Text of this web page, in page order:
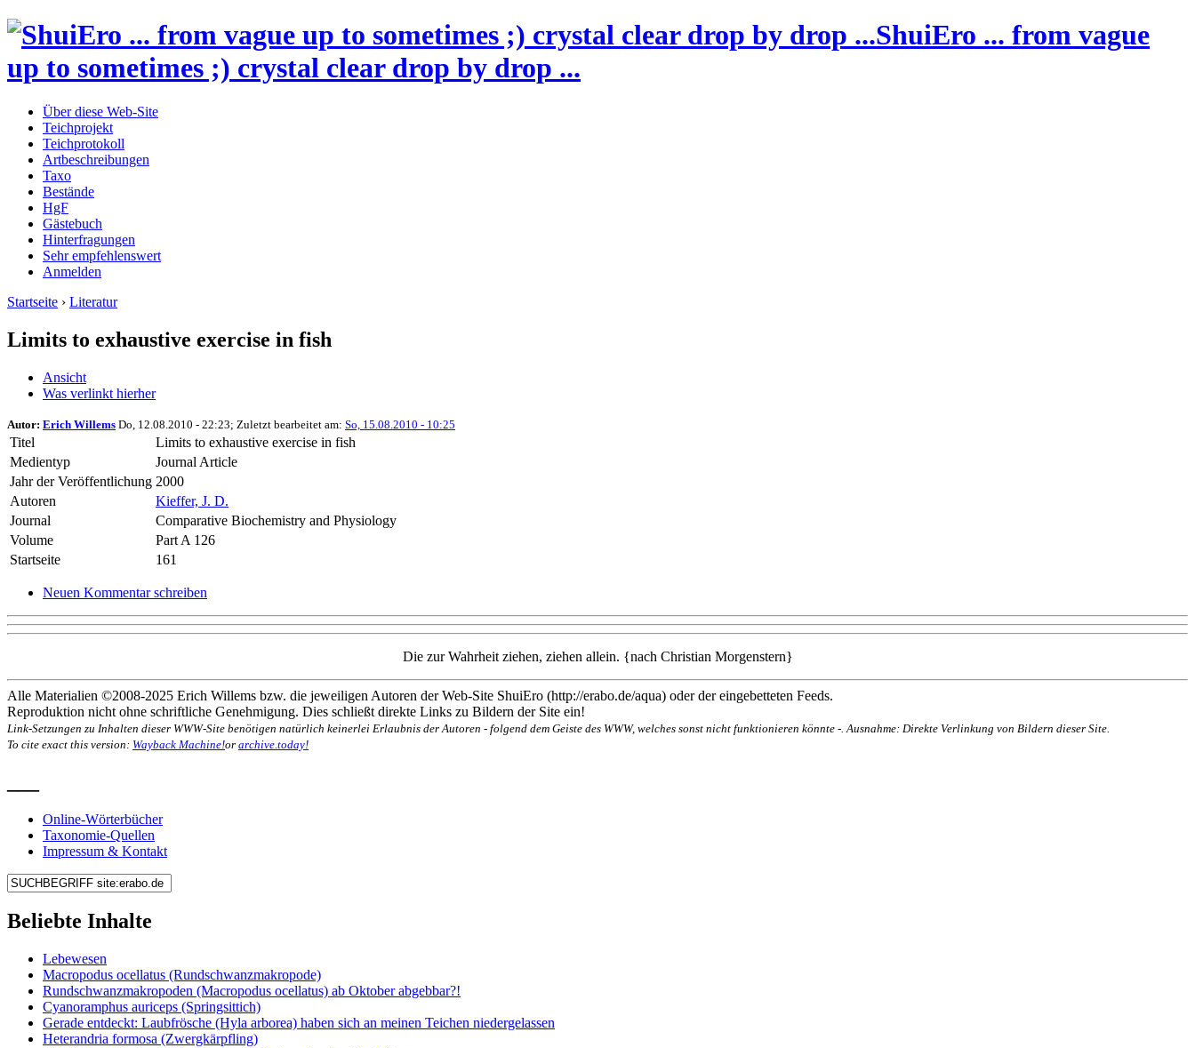
ShuiEro ... from vague
up to sometimes ;) crystal clear drop by drop ...
Über diese Web-Site
Teichprojekt
Teichprotokoll
Artbeschreibungen
Taxo
Bestände
HgF
Gästebuch
Hinterfragungen
Sehr empfehlenswert
Anmelden
Startseite › Literatur
Limits to exhaustive exercise in fish
Ansicht
Was verlinkt hierher
Autor: Erich Willems Do, 12.08.2010 - 22:23; Zuletzt bearbeitet am: So, 15.08.2010 - 10:25
Titel
Limits to exhaustive exercise in fish
Medientyp
Journal Article
Jahr der Veröffentlichung 2000
Autoren
Kieffer, J. D.
Journal
Comparative Biochemistry and Physiology
Volume
Part A 126
Startseite
161
Neuen Kommentar schreiben
Die zur Wahrheit ziehen, ziehen allein. {nach Christian Morgenstern}
Alle Materialien ©2008-2025 Erich Willems bzw. die jeweiligen Autoren der Web-Site ShuiEro (http://erabo.de/aqua) oder der eingebetteten Feeds.
Reproduktion nicht ohne schriftliche Genehmigung. Dies schließt direkte Links zu Bildern der Site ein!
Link-Setzungen zu Inhalten dieser WWW-Site benötigen natürlich keinerlei Erlaubnis der Autoren - folgend dem Geiste des WWW, welches sonst nicht funktionieren könnte -. Ausnahme: Direkte Verlinkung von Bildern dieser Site.
To cite exact this version: Wayback Machine!or archive.today!
Online-Wörterbücher
Taxonomie-Quellen
Impressum & Kontakt
Beliebte Inhalte
Lebewesen
Macropodus ocellatus (Rundschwanzmakropode)
Rundschwanzmakropoden (Macropodus ocellatus) ab Oktober abgebbar?!
Cyanoramphus auriceps (Springsittich)
Gerade entdeckt: Laubfrösche (Hyla arborea) haben sich an meinen Teichen niedergelassen
Heterandria formosa (Zwergkärpfling)